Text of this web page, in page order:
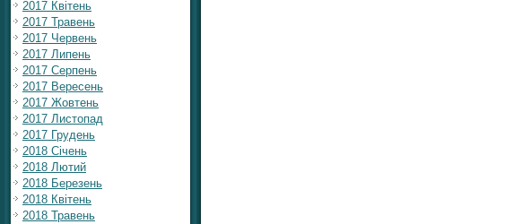
2017 Квітень
2017 Травень
2017 Червень
2017 Липень
2017 Серпень
2017 Вересень
2017 Жовтень
2017 Листопад
2017 Грудень
2018 Січень
2018 Лютий
2018 Березень
2018 Квітень
2018 Травень